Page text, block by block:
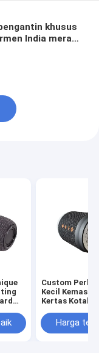
khusus
India merah
Custom
Kecil Kemasan
Kertas Kotak
Packing Box
Harga